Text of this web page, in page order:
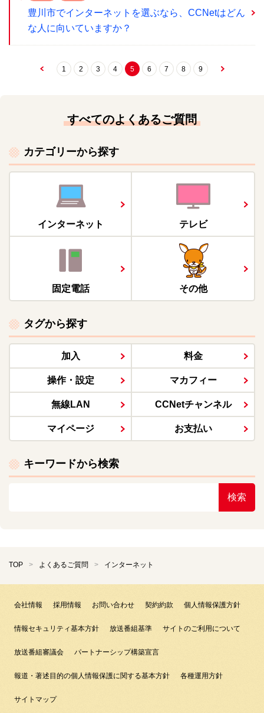
豊川市でインターネットを選ぶなら、CCNetはどん
な人に向いていますか？
1 2 3 4 5 6 7 8 9
すべてのよくあるご質問
カテゴリーから探す
インターネット テレビ
固定電話 その他
タグから探す
加入 料金
操作・設定 マカフィー
無線LAN CCNetチャンネル
マイページ お支払い
キーワードから検索
検索
TOP よくあるご質問 インターネット
会社情報 採用情報 お問い合わせ 契約約款 個人情報保護方針
情報セキュリティ基本方針 放送番組基準 サイトのご利用について
放送番組審議会 パートナーシップ構築宣言
報道・著述目的の個人情報保護に関する基本方針 各種運用方針
サイトマップ